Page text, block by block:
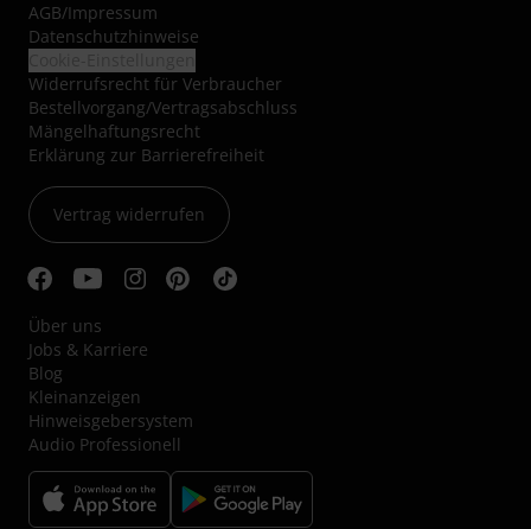
AGB/Impressum
Datenschutzhinweise
Widerrufsrecht für Verbraucher
Bestellvorgang/Vertragsabschluss
Mängelhaftungsrecht
Erklärung zur Barrierefreiheit
Vertrag widerrufen
Über uns
Jobs & Karriere
Blog
Kleinanzeigen
Hinweisgebersystem
Audio Professionell